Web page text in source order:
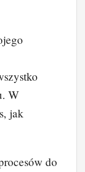
W
jak
do